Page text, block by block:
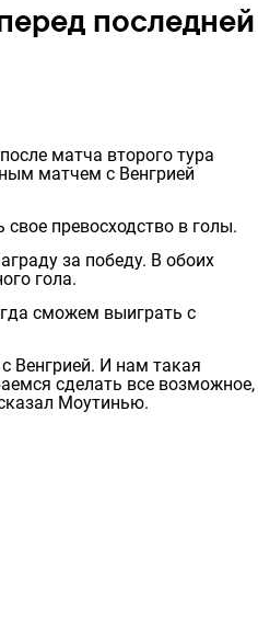
последней
матча второго тура
матчем с Венгрией
превосходство в голы.
за победу. В обоих
гола.
сможем выиграть с
Венгрией. И нам такая
сделать все возможное,
Моутинью.